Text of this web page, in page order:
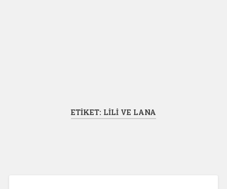
ETIKET: LILI VE LANA